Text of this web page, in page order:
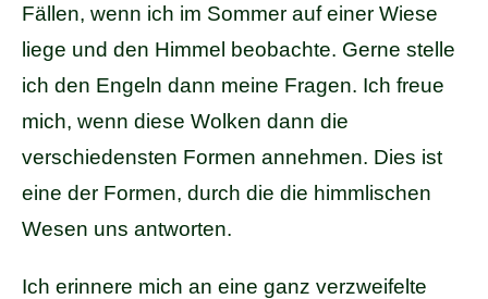
Fällen, wenn ich im Sommer auf einer Wiese
liege und den Himmel beobachte. Gerne stelle
ich den Engeln dann meine Fragen. Ich freue
mich, wenn diese Wolken dann die
verschiedensten Formen annehmen. Dies ist
eine der Formen, durch die die himmlischen
Wesen uns antworten.
Ich erinnere mich an eine ganz verzweifelte